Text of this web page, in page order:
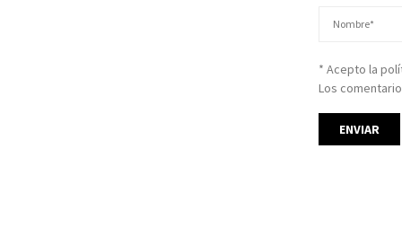
* Acepto la
Los